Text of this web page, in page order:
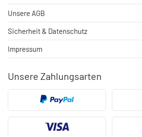
Unsere Zahlungsarten
Unsere AGB
Sicherheit & Datenschutz
Impressum